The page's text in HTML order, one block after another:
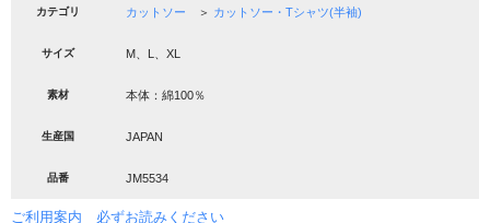
カテゴリ カットソー ＞ カットソー・Tシャツ(半袖)
サイズ M、L、XL
素材 本体：綿100％
生産国 JAPAN
品番 JM5534
ご利用案内 必ずお読みください